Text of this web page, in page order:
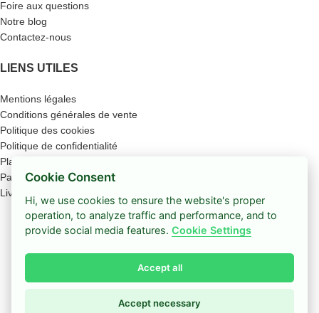
Foire aux questions
Notre blog
Contactez-nous
LIENS UTILES
Mentions légales
Conditions générales de vente
Politique des cookies
Politique de confidentialité
Plan du site
Paiement sécurisé
Livraison
Boutique
Coup de cœur
Panier
Cookie Consent
Hi, we use cookies to ensure the website's proper
operation, to analyze traffic and performance, and to
provide social media features.Cookie Settings
Accept all
Accept necessary